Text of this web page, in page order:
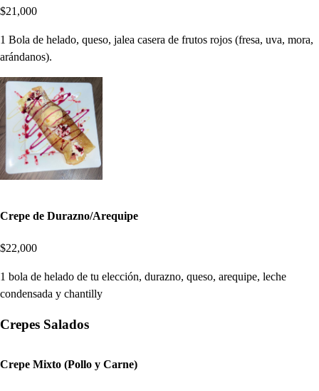
$21,000
1 Bola de helado, queso, jalea casera de frutos rojos (fresa, uva, mora,
arándanos).
Crepe de Durazno/Arequipe
$22,000
1 bola de helado de tu elección, durazno, queso, arequipe, leche
condensada y chantilly
Crepes Salados
Crepe Mixto (Pollo y Carne)